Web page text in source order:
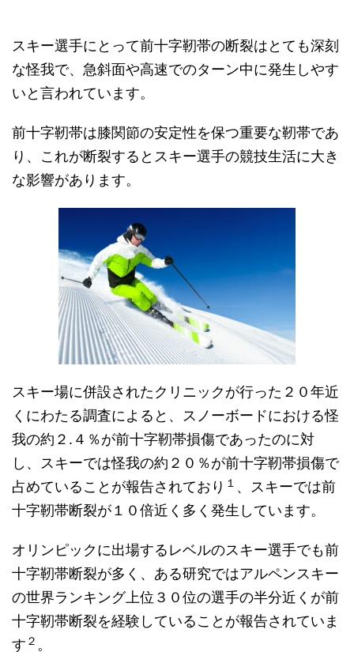
スキー選手にとって前十字靭帯の断裂はとても深刻
な怪我で、急斜面や高速でのターン中に発生しやす
いと言われています。
前十字靭帯は膝関節の安定性を保つ重要な靭帯であ
り、これが断裂するとスキー選手の競技生活に大き
な影響があります。
スキー場に併設されたクリニックが行った２０年近
くにわたる調査によると、スノーボードにおける怪
我の約２.４％が前十字靭帯損傷であったのに対
し、スキーでは怪我の約２０％が前十字靭帯損傷で
占めていることが報告されており １ 、スキーでは前
十字靭帯断裂が１０倍近く多く発生しています。
オリンピックに出場するレベルのスキー選手でも前
十字靭帯断裂が多く、ある研究ではアルペンスキー
の世界ランキング上位３０位の選手の半分近くが前
十字靭帯断裂を経験していることが報告されていま
す ２ 。